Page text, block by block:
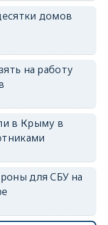
домов
на работу
в Крыму в
для СБУ на